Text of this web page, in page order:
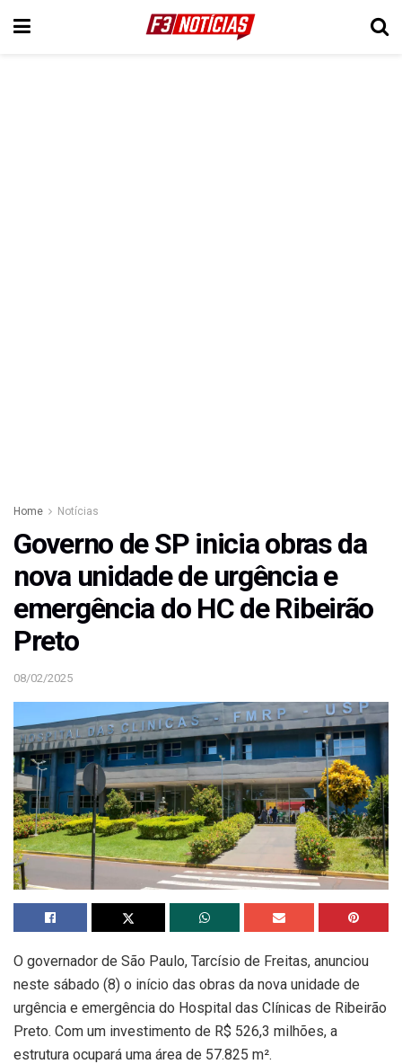
Home Notícias
Governo de SP inicia obras da
nova unidade de urgência e
emergência do HC de Ribeirão
Preto
08/02/2025
O governador de São Paulo, Tarcísio de Freitas, anunciou
neste sábado (8) o início das obras da nova unidade de
urgência e emergência do Hospital das Clínicas de Ribeirão
Preto. Com um investimento de R$ 526,3 milhões, a
estrutura ocupará uma área de 57.825 m².